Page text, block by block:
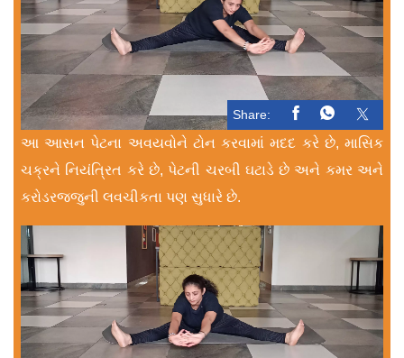
Share:
આ આસન પેટના અવયવોને ટોન કરવામાં મદદ કરે છે, માસિક
ચક્રને નિયંત્રિત કરે છે, પેટની ચરબી ઘટાડે છે અને કમર અને
કરોડરજ્જુની લવચીકતા પણ સુધારે છે.